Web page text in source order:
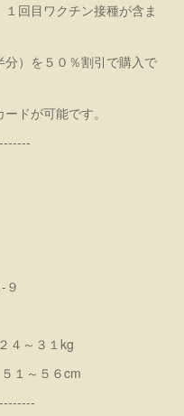
回目ワクチン接種が含ま
）を５０％割引で購入で
ドが可能です。
９
４～３１kg
１～５６cm